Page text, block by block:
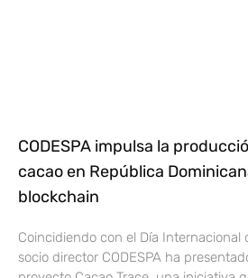
CODESPA impulsa la
cacao en República
blockchain
Coincidiendo con el Día Internacional
socio director CODESPA ha